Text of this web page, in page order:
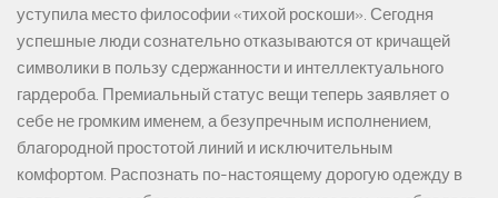
уступила место философии «тихой роскоши». Сегодня
успешные люди сознательно отказываются от кричащей
символики в пользу сдержанности и интеллектуального
гардероба. Премиальный статус вещи теперь заявляет о
себе не громким именем, а безупречным исполнением,
благородной простотой линий и исключительным
комфортом. Распознать по-настоящему дорогую одежду в